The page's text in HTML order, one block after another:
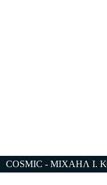
COSMIC - ΜΙΧΑΗΛ Ι.